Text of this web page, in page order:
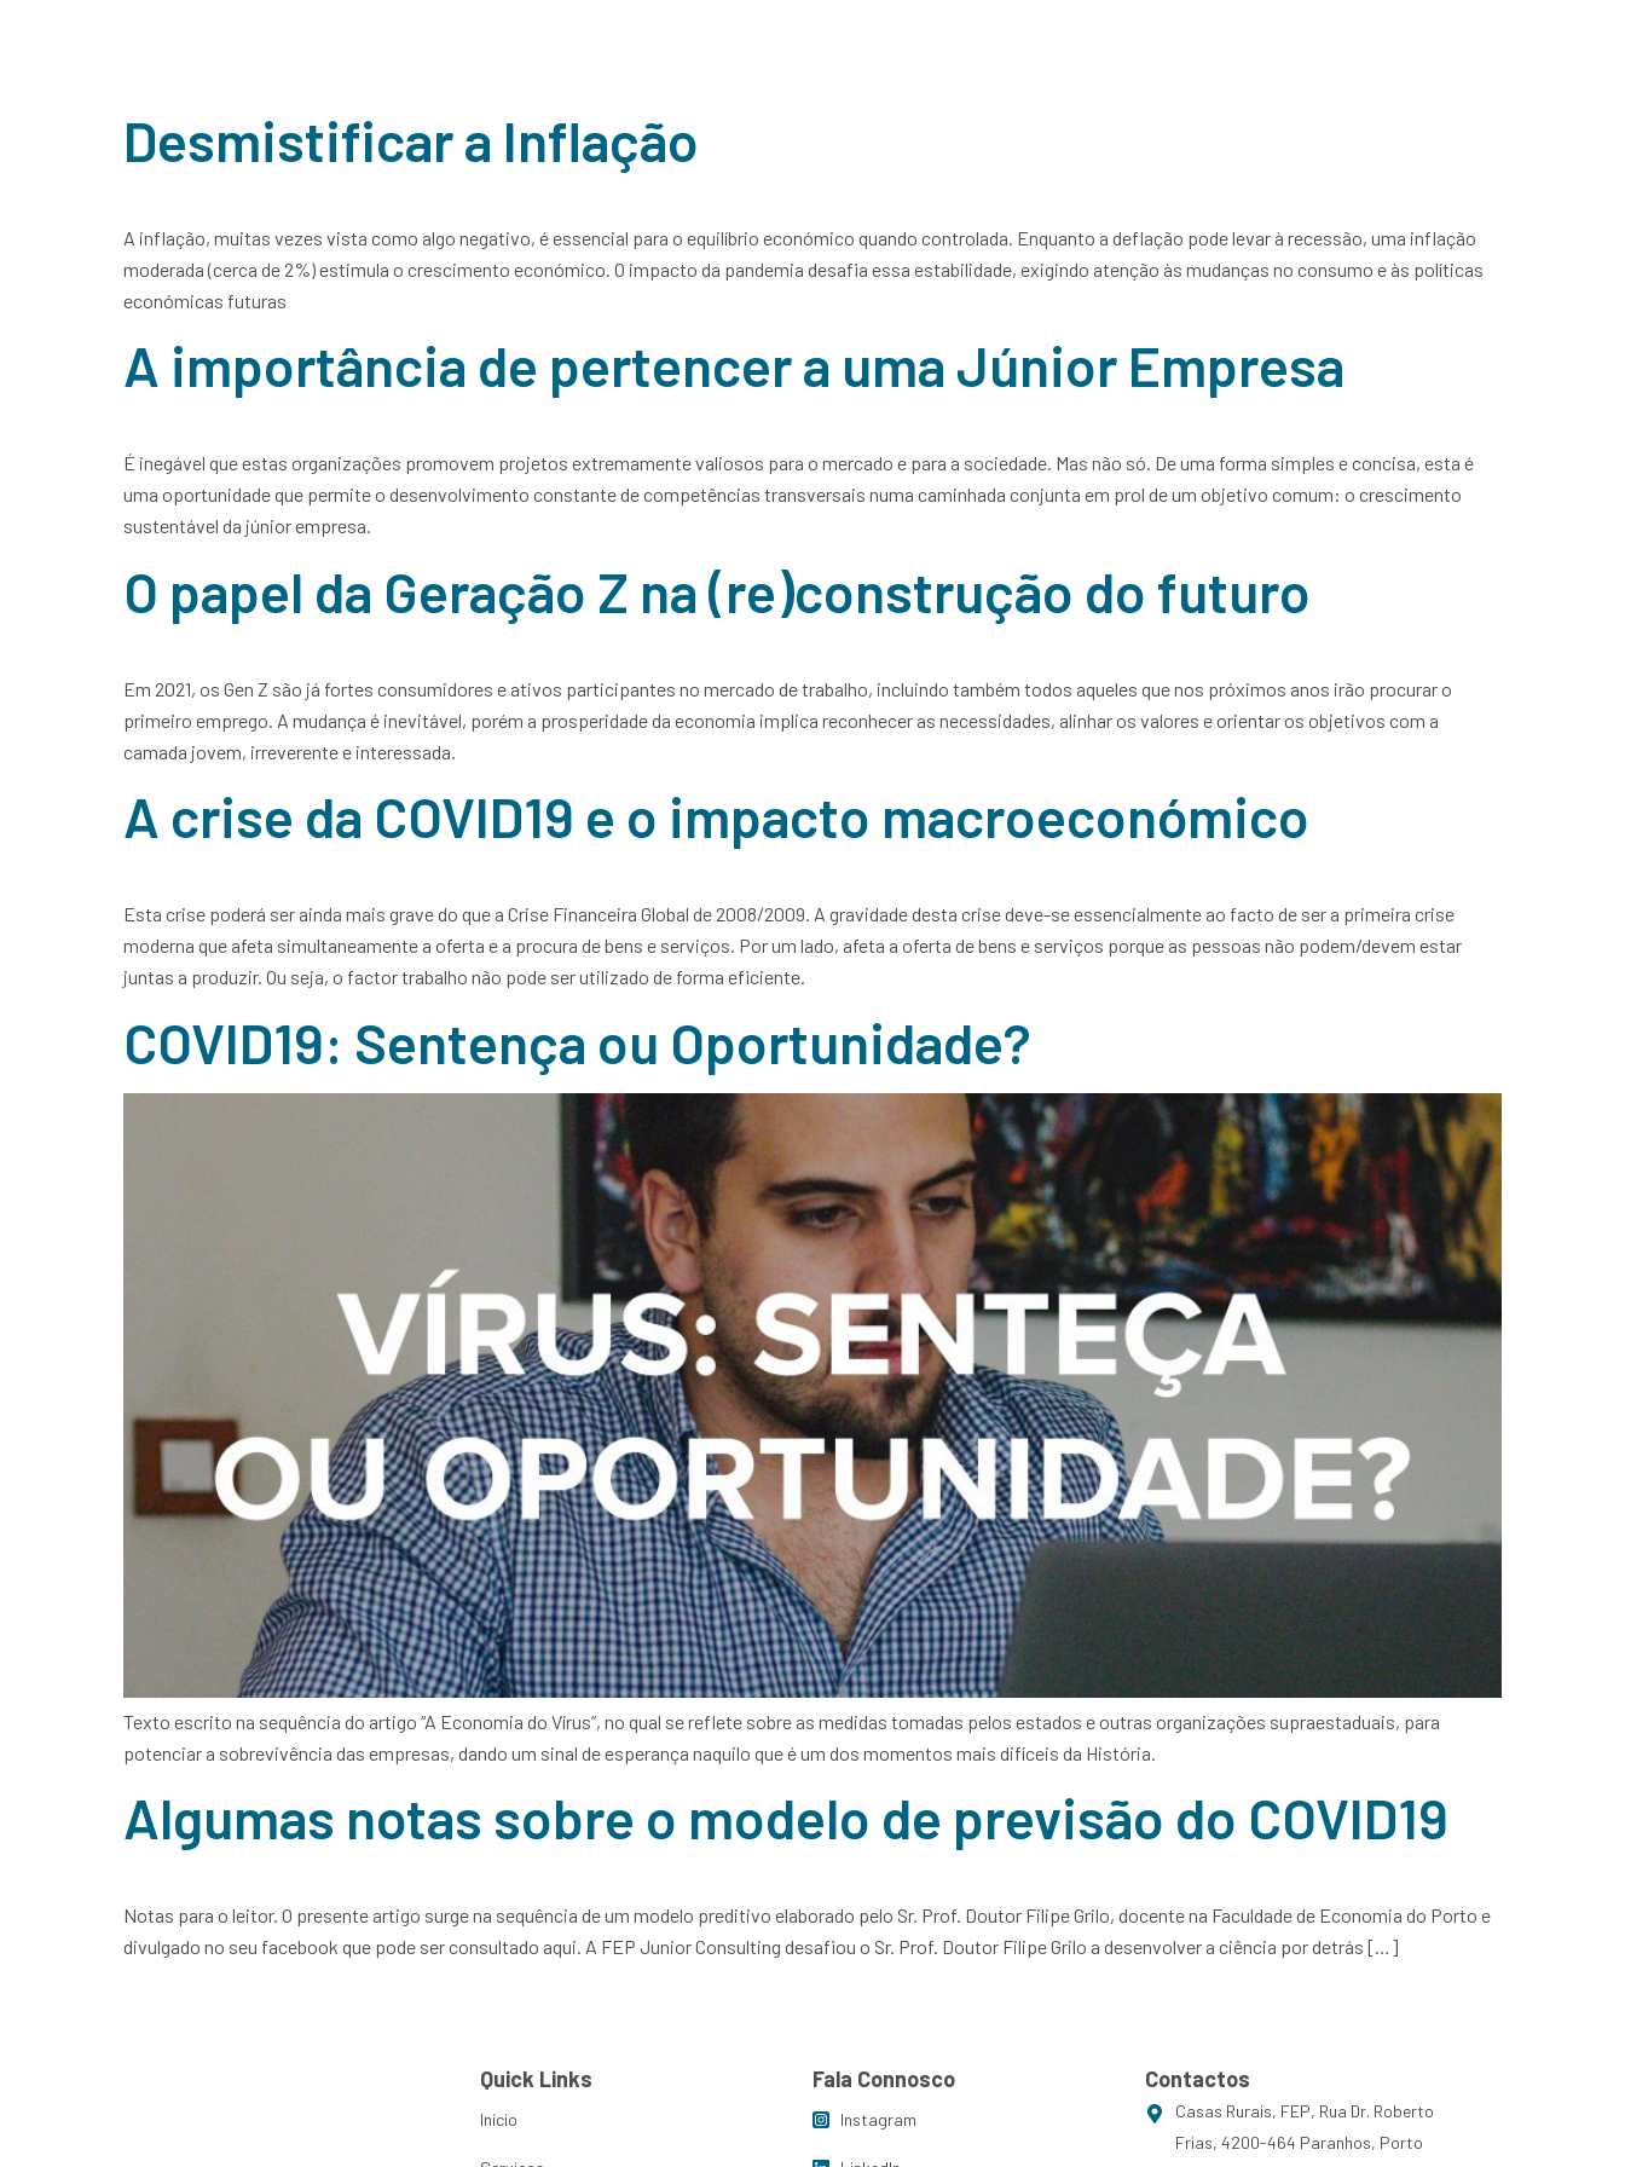
Desmistificar a Inflação
A inflação, muitas vezes vista como algo negativo, é essencial para o equilíbrio económico quando controlada. Enquanto a deflação pode levar à recessão, uma inflação
moderada (cerca de 2%) estimula o crescimento económico. O impacto da pandemia desafia essa estabilidade, exigindo atenção às mudanças no consumo e às políticas
económicas futuras
A importância de pertencer a uma Júnior Empresa
É inegável que estas organizações promovem projetos extremamente valiosos para o mercado e para a sociedade. Mas não só. De uma forma simples e concisa, esta é
uma oportunidade que permite o desenvolvimento constante de competências transversais numa caminhada conjunta em prol de um objetivo comum: o crescimento
sustentável da júnior empresa.
O papel da Geração Z na (re)construção do futuro
Em 2021, os Gen Z são já fortes consumidores e ativos participantes no mercado de trabalho, incluindo também todos aqueles que nos próximos anos irão procurar o
primeiro emprego. A mudança é inevitável, porém a prosperidade da economia implica reconhecer as necessidades, alinhar os valores e orientar os objetivos com a
camada jovem, irreverente e interessada.
A crise da COVID19 e o impacto macroeconómico
Esta crise poderá ser ainda mais grave do que a Crise Financeira Global de 2008/2009. A gravidade desta crise deve-se essencialmente ao facto de ser a primeira crise
moderna que afeta simultaneamente a oferta e a procura de bens e serviços. Por um lado, afeta a oferta de bens e serviços porque as pessoas não podem/devem estar
juntas a produzir. Ou seja, o factor trabalho não pode ser utilizado de forma eficiente.
COVID19: Sentença ou Oportunidade?
Texto escrito na sequência do artigo “A Economia do Vírus”, no qual se reflete sobre as medidas tomadas pelos estados e outras organizações supraestaduais, para
potenciar a sobrevivência das empresas, dando um sinal de esperança naquilo que é um dos momentos mais difíceis da História.
Algumas notas sobre o modelo de previsão do COVID19
Notas para o leitor. O presente artigo surge na sequência de um modelo preditivo elaborado pelo Sr. Prof. Doutor Filipe Grilo, docente na Faculdade de Economia do Porto e
divulgado no seu facebook que pode ser consultado aqui. A FEP Junior Consulting desafiou o Sr. Prof. Doutor Filipe Grilo a desenvolver a ciência por detrás […]
Quick Links
Início
Fala Connosco
Instagram
Contactos
Casas Rurais, FEP, Rua Dr. Roberto
Frias, 4200-464 Paranhos, Porto